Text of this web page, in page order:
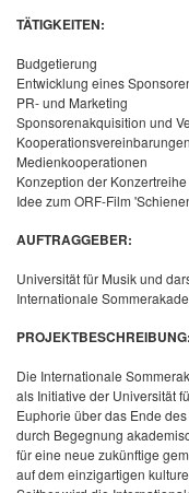
TÄTIGKEITEN:
Budgetierung
Entwicklung eines
PR- und Marketing
Sponsorenakquisition und
Kooperationsvereinbarungen
Medienkooperationen
Konzeption der
Idee zum ORF-Film
AUFTRAGGEBER:
Universität für Musik und
Internationale
PROJEKTBESCHREIBUNG:
Die Internationale
als Initiative der Universität
Euphorie über das Ende
durch Begegnung
für eine neue zukünftige
auf dem einzigartigen